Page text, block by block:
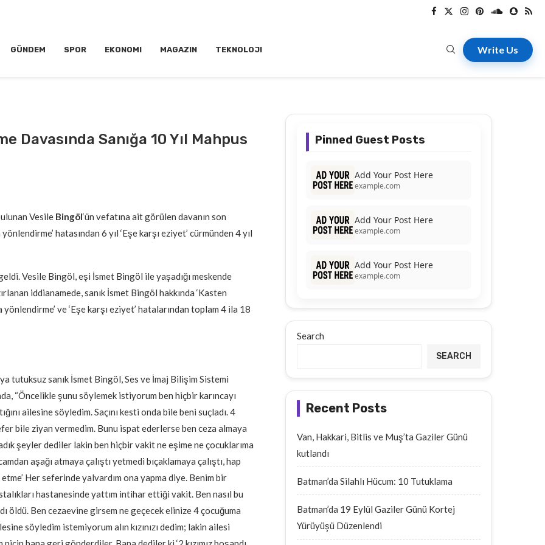
GÜNDEM SPOR EKONOMI MAGAZIN TEKNOLOJI Write Us
Davasında Sanığa 10 Yıl Mahpus
Vesile Bingöl‘ün vefatına ait görülen davanın son
hatasından 6 yıl ‘Eşe karşı eziyet’ cürmünden 4 yıl
Vesile Bingöl, eşi İsmet Bingöl ile yaşadığı meskende
iddianamede, sanık İsmet Bingöl hakkında ‘Kasten
ve ‘Eşe karşı eziyet’ hatalarından toplam 4 ila 18
tutuksuz sanık İsmet Bingöl, Ses ve İmaj Bilişim Sistemi
“Öncelikle şunu söylemek istiyorum ben hiçbir karıncayı
ailesine söyledim. Saçını kesti onda bile beni suçladı. 4
bile ziyan vermedim. Bunu ispat ederlerse ben ceza almaya
şeyler dediler lakin ben hiçbir vakit ne eşime ne çocuklarıma
aşağı atmaya çalıştı yetmedi bıçaklamaya çalıştı, hap
Her seferinde yalvardım ona yapma diye. Benim bir
hastanesinde yattım intihar ettiği vakit. Ben nasıl bu
öldü. Ben cezaevine girsem ne geçecek elinize 4 çocuğuma
söyledim istemiyorum alın kızınızı dedim; lakin ailesi
Pinned Guest Posts
Add Your Post Here
example.com
Add Your Post Here
example.com
Add Your Post Here
example.com
Search
SEARCH
Recent Posts
Van, Hakkari, Bitlis ve Muş’ta Gaziler Günü
kutlandı
Batman’da Silahlı Hücum: 10 Tutuklama
Batman’da 19 Eylül Gaziler Günü Kortej
Yürüyüşü Düzenlendi